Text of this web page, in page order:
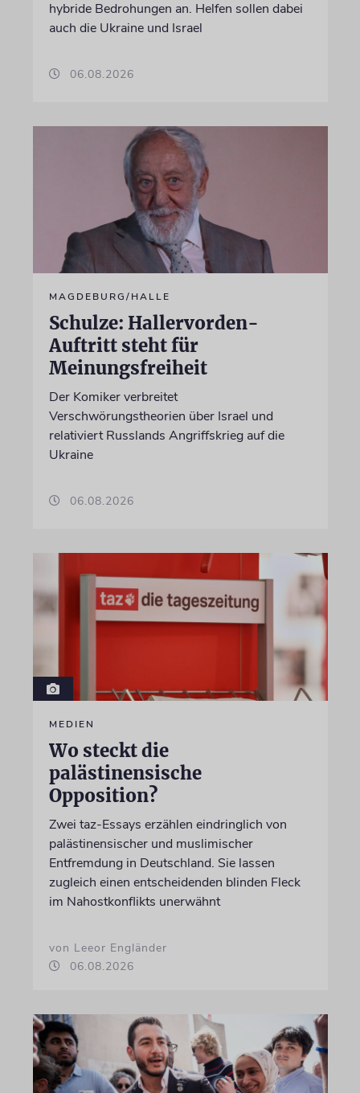
hybride Bedrohungen an. Helfen sollen dabei
auch die Ukraine und Israel
06.08.2026
MAGDEBURG/HALLE
Schulze: Hallervorden-
Auftritt steht für
Meinungsfreiheit
Der Komiker verbreitet
Verschwörungstheorien über Israel und
relativiert Russlands Angriffskrieg auf die
Ukraine
06.08.2026
MEDIEN
Wo steckt die
palästinensische
Opposition?
Zwei taz-Essays erzählen eindringlich von
palästinensischer und muslimischer
Entfremdung in Deutschland. Sie lassen
zugleich einen entscheidenden blinden Fleck
im Nahostkonflikts unerwähnt
von Leeor Engländer
06.08.2026